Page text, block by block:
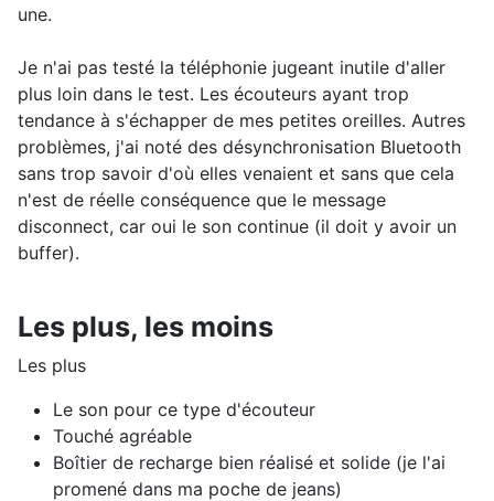
une.
Je n'ai pas testé la téléphonie jugeant inutile d'aller
plus loin dans le test. Les écouteurs ayant trop
tendance à s'échapper de mes petites oreilles. Autres
problèmes, j'ai noté des désynchronisation Bluetooth
sans trop savoir d'où elles venaient et sans que cela
n'est de réelle conséquence que le message
disconnect, car oui le son continue (il doit y avoir un
buffer).
Les plus, les moins
Les plus
Le son pour ce type d'écouteur
Touché agréable
Boîtier de recharge bien réalisé et solide (je l'ai
promené dans ma poche de jeans)